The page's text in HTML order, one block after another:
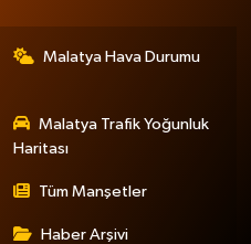
Malatya Hava Durumu
Malatya Trafik Yoğunluk
Haritası
Tüm Manşetler
Haber Arşivi